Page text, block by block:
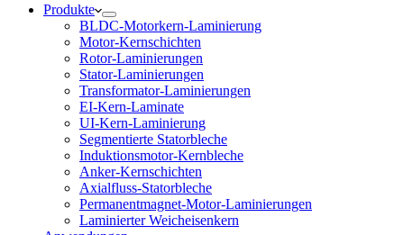
Produkte
BLDC-Motorkern-Laminierung
Motor-Kernschichten
Rotor-Laminierungen
Stator-Laminierungen
Transformator-Laminierungen
EI-Kern-Laminate
UI-Kern-Laminierung
Segmentierte Statorbleche
Induktionsmotor-Kernbleche
Anker-Kernschichten
Axialfluss-Statorbleche
Permanentmagnet-Motor-Laminierungen
Laminierter Weicheisenkern